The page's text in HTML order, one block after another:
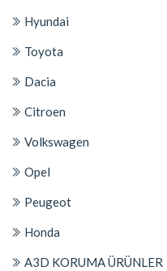
Hyundai
Toyota
Dacia
Citroen
Volkswagen
Opel
Peugeot
Honda
A3D KORUMA ÜRÜNLER